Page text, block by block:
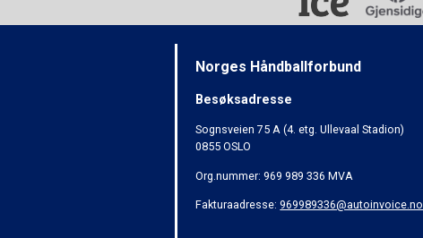
Norges Håndballforbund
Besøksadresse
Sognsveien 75 A (4. etg. Ullevaal Stadion)
0855 OSLO
Org.nummer: 969 989 336 MVA
Fakturaadresse:969989336@autoinvoice.no